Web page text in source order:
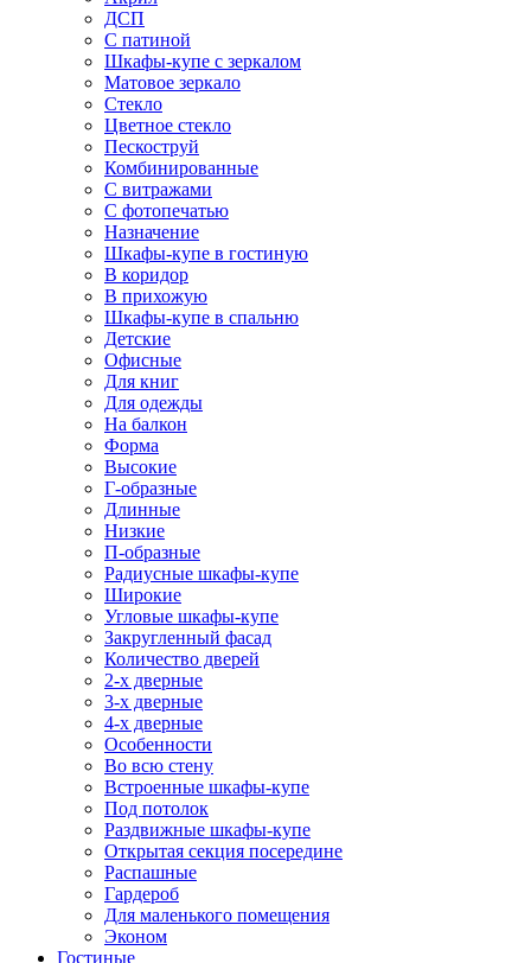
ДСП
С патиной
Шкафы-купе с зеркалом
Матовое зеркало
Стекло
Цветное стекло
Пескоструй
Комбинированные
С витражами
С фотопечатью
Назначение
Шкафы-купе в гостиную
В коридор
В прихожую
Шкафы-купе в спальню
Детские
Офисные
Для книг
Для одежды
На балкон
Форма
Высокие
Г-образные
Длинные
Низкие
П-образные
Радиусные шкафы-купе
Широкие
Угловые шкафы-купе
Закругленный фасад
Количество дверей
2-х дверные
3-х дверные
4-х дверные
Особенности
Во всю стену
Встроенные шкафы-купе
Под потолок
Раздвижные шкафы-купе
Открытая секция посередине
Распашные
Гардероб
Для маленького помещения
Эконом
Гостиные